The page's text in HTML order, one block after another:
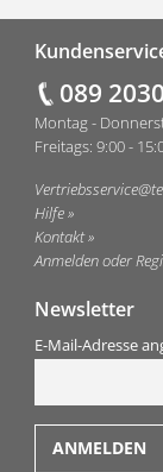
089
Montag -
Freitags: 9:00 -
Hilfe
Kontakt
Anmelden oder
Newsletter
E-Mail-Adresse